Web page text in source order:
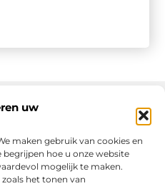
uw
maken gebruik van cookies en
hoe u onze website
mogelijk te maken.
het tonen van